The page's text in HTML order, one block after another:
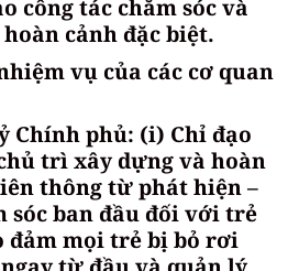
công tác chăm sóc và
cảnh đặc biệt.
vụ của các cơ quan
Chính phủ: (i) Chỉ đạo
trì xây dựng và hoàn
thông từ phát hiện –
sóc ban đầu đối với trẻ
đảm mọi trẻ bị bỏ rơi